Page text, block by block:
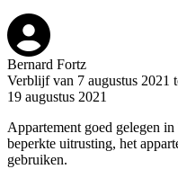
Bernard Fortz
Verblijf van 7 augustus 2021
19 augustus 2021
Appartement goed gelegen
beperkte uitrusting, het
gebruiken.